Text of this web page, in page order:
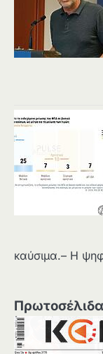
καύσιμα.– Η